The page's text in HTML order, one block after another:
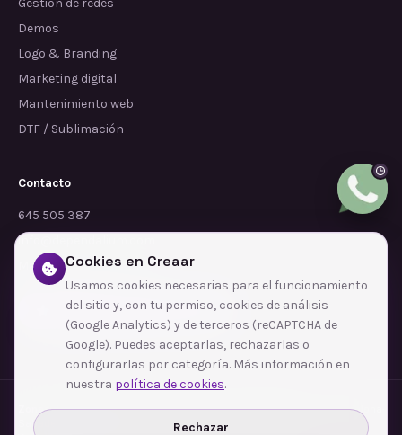
Gestión de redes
Demos
Logo & Branding
Marketing digital
Mantenimiento web
DTF / Sublimación
Contacto
645 505 387
info@dependalium.com
Mataró (Barcelona)
Déjanos tu reseña en Google
Zonas de cobertura·Barcelona·L'Hospitalet de Llobregat·Terrassa·Badalona
Sabadell
Santa Coloma de Gramenet
Cookies en Creaar
Usamos cookies necesarias para el funcionamiento
del sitio y, con tu permiso, cookies de análisis
(Google Analytics) y de terceros (reCAPTCHA de
Google). Puedes aceptarlas, rechazarlas o
configurarlas por categoría. Más información en
nuestra política de cookies.
Rechazar